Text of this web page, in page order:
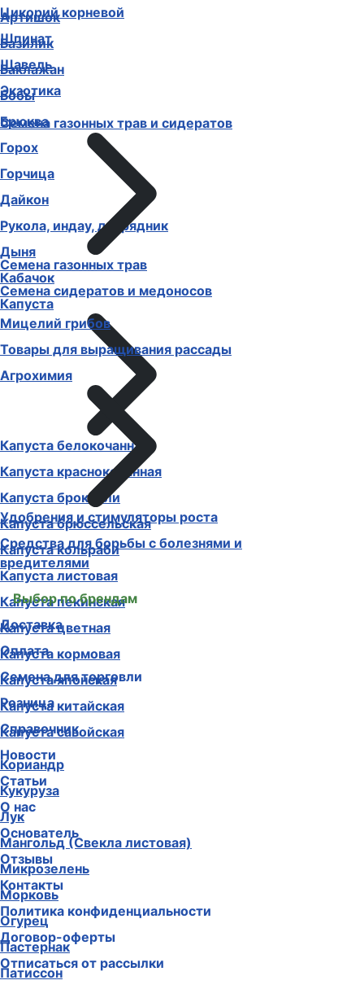
Артишок
Базилик
Баклажан
Бобы
Брюква
Горох
Горчица
Дайкон
Рукола, индау, двурядник
Дыня
Кабачок
Капуста
Капуста белокочанная
Капуста краснокочанная
Капуста брокколи
Капуста брюссельская
Капуста кольраби
Капуста листовая
Капуста пекинская
Капуста цветная
Капуста кормовая
Капуста японская
Капуста китайская
Капуста савойская
Кориандр
Кукуруза
Лук
Мангольд (Свекла листовая)
Микрозелень
Морковь
Огурец
Пастернак
Патиссон
Цикорий корневой
Шпинат
Щавель
Экзотика
Семена газонных трав и сидератов
Семена газонных трав
Семена сидератов и медоносов
Мицелий грибов
Товары для выращивания рассады
Агрохимия
Удобрения и стимуляторы роста
Средства для борьбы с болезнями и
вредителями
Выбор по брендам
Доставка
Оплата
Семена для торговли
Розница
Справочник
Новости
Статьи
О нас
Основатель
Отзывы
Контакты
Политика конфиденциальности
Договор-оферты
Отписаться от рассылки